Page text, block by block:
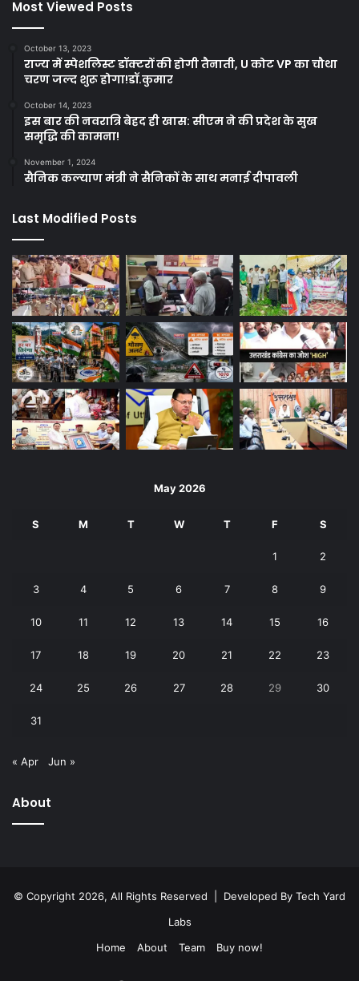
Most Viewed Posts
October 13, 2023
राज्य में स्पेशलिस्ट डॉक्टरों की होगी तैनाती, U कोट VP का चौथा
चरण जल्द शुरू होगा!डॉ.कुमार
October 14, 2023
इस बार की नवरात्रि बेहद ही खास: सीएम ने की प्रदेश के सुख
समृद्धि की कामना!
November 1, 2024
सैनिक कल्याण मंत्री ने सैनिकों के साथ मनाई दीपावली
Last Modified Posts
May 2026
S M T W T F S
1 2
3 4 5 6 7 8 9
10 11 12 13 14 15 16
17 18 19 20 21 22 23
24 25 26 27 28 29 30
31
« Apr Jun »
About
© Copyright 2026, All Rights Reserved | Developed By Tech Yard
Labs
Home
About Team Buy now!